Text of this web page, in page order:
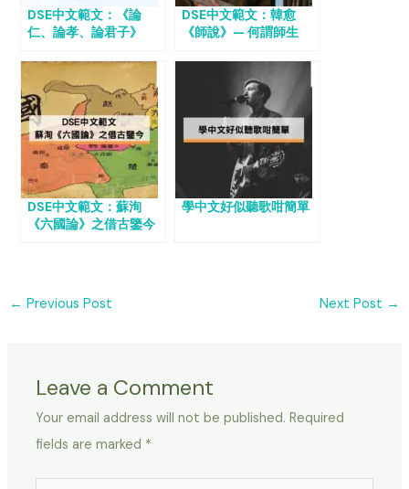
DSE中文範文：《論
仁、論孝、論君子》
DSE中文範文：韓愈
《師說》— 何謂師生
DSE中文範文：蘇洵
《六國論》之借古鑒今
學中文好似聽歌咁簡單
← Previous Post Next Post →
Leave a Comment
Your email address will not be published. Required
fields are marked *